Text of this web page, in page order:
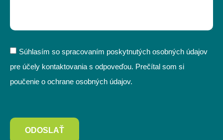
Súhlasím so spracovaním poskytnutých osobných údajov
pre účely kontaktovania s odpoveďou. Prečítal som si
poučenie o ochrane osobných údajov.
ODOSLAŤ